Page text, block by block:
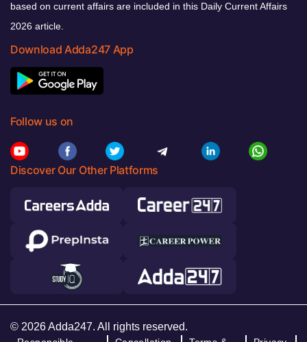
based on current affairs are included in this Daily Current Affairs
2026 article.
Download Adda247 App
Follow us on
Discover Our Other Platforms
© 2026 Adda247. All rights reserved.